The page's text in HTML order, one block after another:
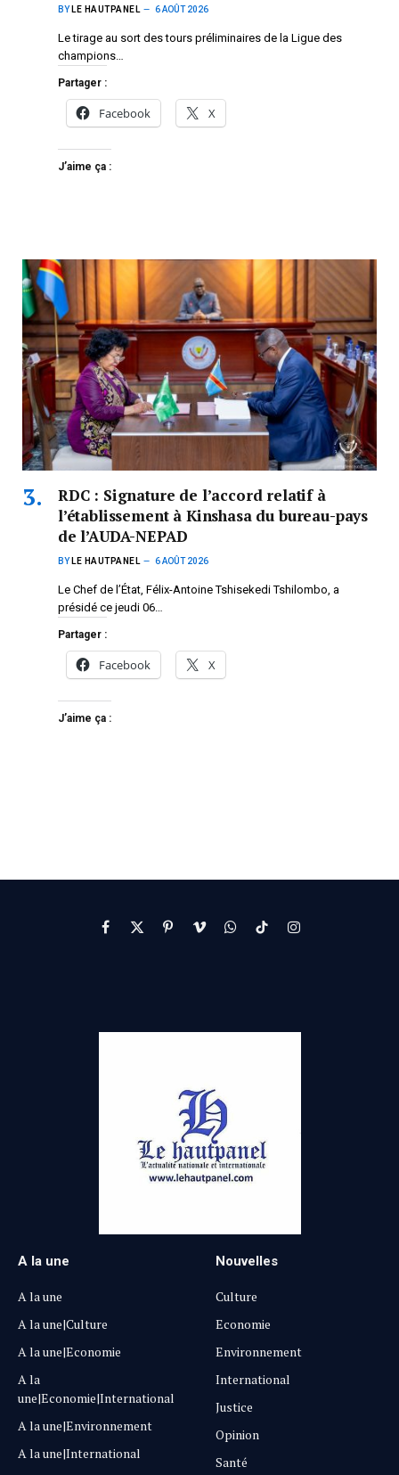
BY LE HAUTPANEL 6 AOÛT 2026
Le tirage au sort des tours préliminaires de la Ligue des
champions…
Partager :
Facebook X
J’aime ça :
RDC : Signature de l’accord relatif à
l’établissement à Kinshasa du bureau-pays
de l’AUDA-NEPAD
BY LE HAUTPANEL 6 AOÛT 2026
Le Chef de l’État, Félix-Antoine Tshisekedi Tshilombo, a
présidé ce jeudi 06…
Partager :
Facebook X
J’aime ça :
Facebook
X
PinterestVimeoWhatsApp
TikTokInstagram
A la une
A la une
A la une|Culture
A la une|Economie
A la
une|Economie|International
A la une|Environnement
A la une|International
Nouvelles
Culture
Economie
Environnement
International
Justice
Opinion
Santé